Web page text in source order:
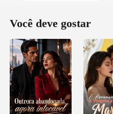
Você deve gostar